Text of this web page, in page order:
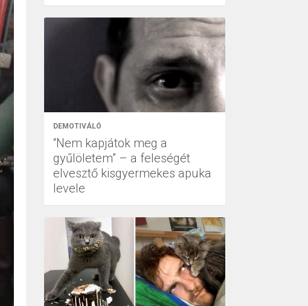
DEMOTIVÁLÓ
“Nem kapjátok meg a
gyűlöletem” – a feleségét
elvesztő kisgyermekes apuka
levele